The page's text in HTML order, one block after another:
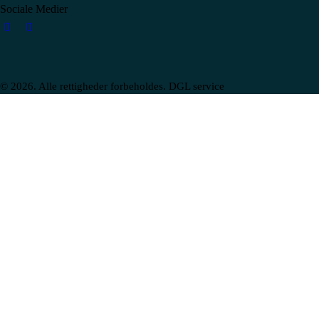
Sociale Medier
© 2026. Alle rettigheder forbeholdes. DGL service